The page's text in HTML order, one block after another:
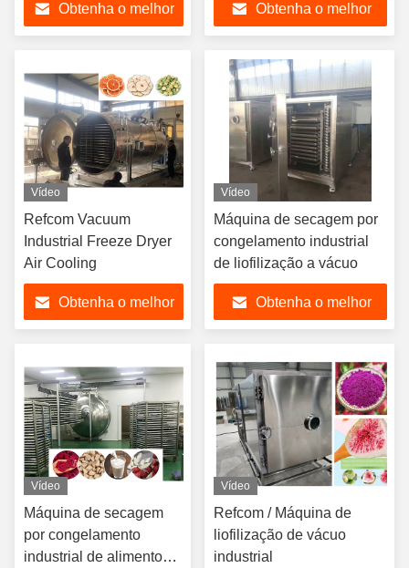
Obtenha o melhor
Obtenha o melhor
Vídeo
Refcom Vacuum
Industrial Freeze Dryer
Air Cooling
Obtenha o melhor
Vídeo
Máquina de secagem por
congelamento industrial
de liofilização a vácuo
Obtenha o melhor
Vídeo
Máquina de secagem
por congelamento
industrial de alimentos a
Vídeo
Refcom / Máquina de
liofilização de vácuo
industrial